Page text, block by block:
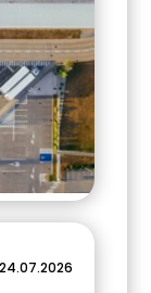
24.07.2026